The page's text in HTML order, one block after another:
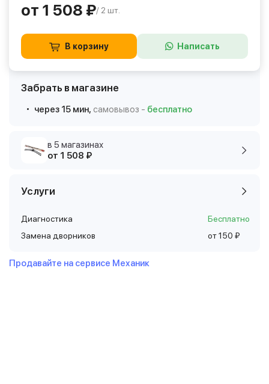
от 1 508 ₽/ 2 шт.
В корзину Написать
Забрать в магазине
через 15 мин, самовывоз - бесплатно
в 5 магазинах
от 1 508 ₽
Услуги
Диагностика
Бесплатно
Замена дворников
от 150 ₽
Продавайте на сервисе Механик